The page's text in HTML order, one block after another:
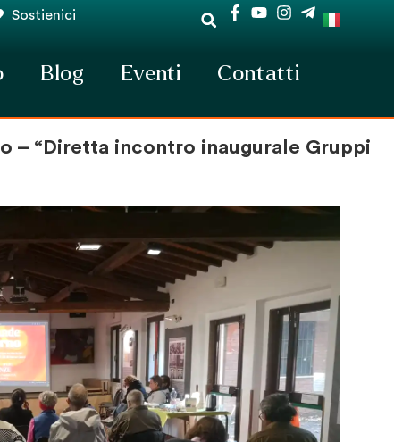
Sostienici
Blog Eventi Contatti
– “Diretta incontro inaugurale Gruppi